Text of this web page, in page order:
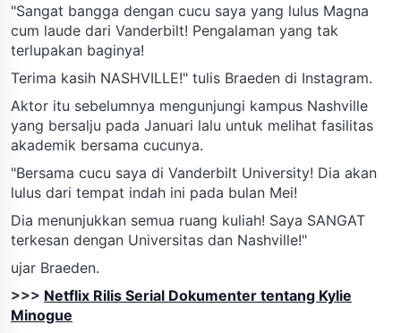
"Sangat bangga dengan cucu saya yang lulus Magna
cum laude dari Vanderbilt! Pengalaman yang tak
terlupakan baginya!
Terima kasih NASHVILLE!" tulis Braeden di Instagram.
Aktor itu sebelumnya mengunjungi kampus Nashville
yang bersalju pada Januari lalu untuk melihat fasilitas
akademik bersama cucunya.
"Bersama cucu saya di Vanderbilt University! Dia akan
lulus dari tempat indah ini pada bulan Mei!
Dia menunjukkan semua ruang kuliah! Saya SANGAT
terkesan dengan Universitas dan Nashville!"
ujar Braeden.
>>> Netflix Rilis Serial Dokumenter tentang Kylie
Minogue